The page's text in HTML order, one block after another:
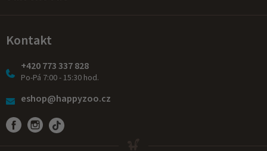
Kontakt
+420 773 337 828
Po-Pá 7:00 - 15:30 hod.
eshop@happyzoo.cz